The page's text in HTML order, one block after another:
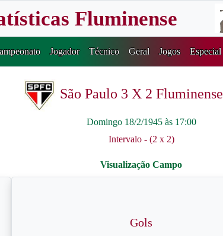
Fluminense
Jogador Técnico Geral Jogos Especial
São Paulo 3 X 2 Fluminense
Domingo 18/2/1945 às 17:00
Intervalo - (2 x 2)
Gols